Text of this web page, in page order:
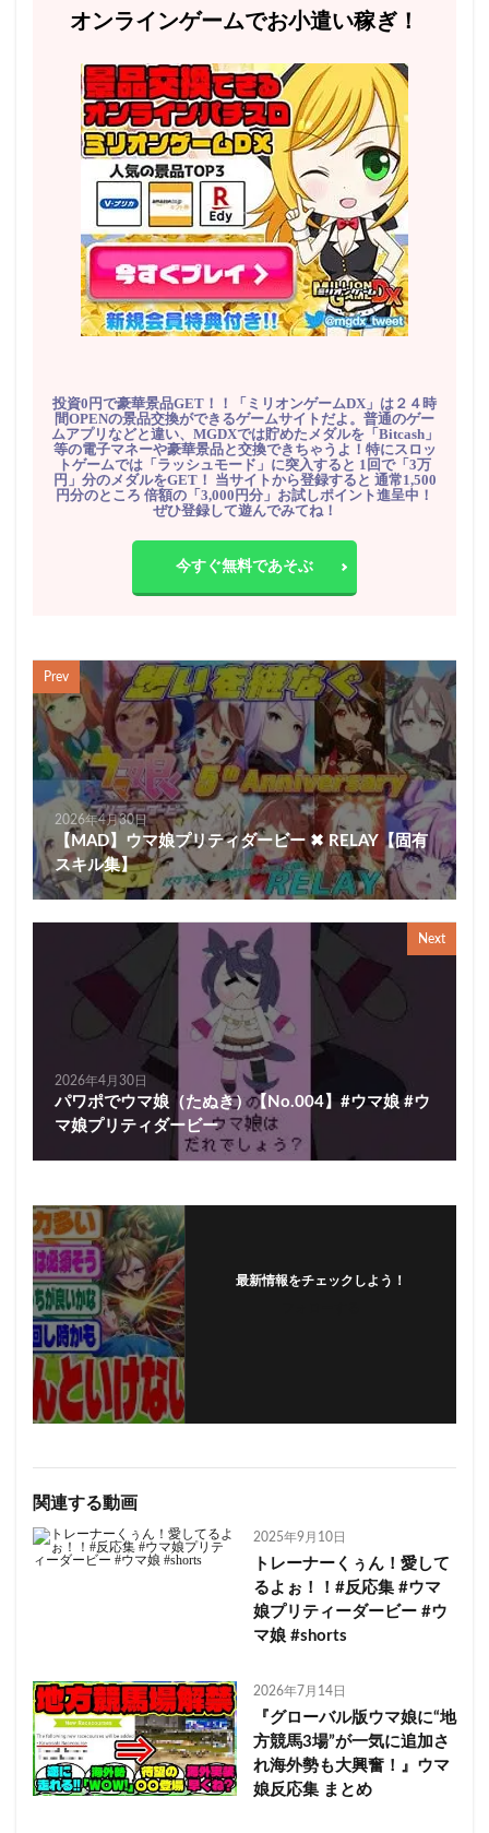
オンラインゲームでお小遣い稼ぎ！
投資0円で豪華景品GET！！「ミリオンゲームDX」は２４時
間OPENの景品交換ができるゲームサイトだよ。普通のゲー
ムアプリなどと違い、MGDXでは貯めたメダルを「Bitcash」
等の電子マネーや豪華景品と交換できちゃうよ！特にスロッ
トゲームでは「ラッシュモード」に突入すると 1回で「3万
円」分のメダルをGET！ 当サイトから登録すると 通常1,500
円分のところ 倍額の「3,000円分」お試しポイント進呈中！
ぜひ登録して遊んでみてね！
今すぐ無料であそぶ
Prev
2026年4月30日
【MAD】ウマ娘プリティダービー ✖ RELAY【固有
スキル集】
Next
2026年4月30日
パワポでウマ娘（たぬき）【No.004】#ウマ娘 #ウ
マ娘プリティダービー
最新情報をチェックしよう！
関連する動画
2025年9月10日
トレーナーくぅん！愛して
るよぉ！！#反応集 #ウマ
娘プリティーダービー #ウ
マ娘 #shorts
2026年7月14日
『グローバル版ウマ娘に“地
方競馬3場”が一気に追加さ
れ海外勢も大興奮！』ウマ
娘反応集 まとめ